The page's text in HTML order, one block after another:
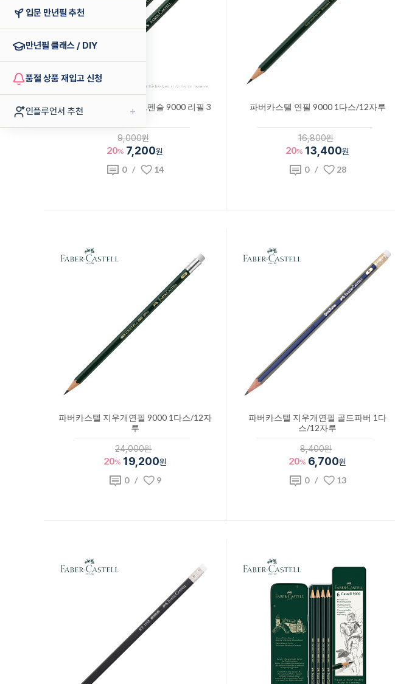
입문 만년필 추천
만년필 클래스 / DIY
품절 상품 재입고 신청
인플루언서 추천 +
파버카스텔 연필 퍼펙트펜슬 9000 리필 3
자루
9,000원
20% 7,200원
0/ 14
파버카스텔 연필 9000 1다스/12자루
16,800원
20% 13,400원
0/ 28
파버카스텔 지우개연필 9000 1다스/12자
루
24,000원
20% 19,200원
0/ 9
파버카스텔 지우개연필 골드파버 1다
스/12자루
8,400원
20% 6,700원
0/ 13